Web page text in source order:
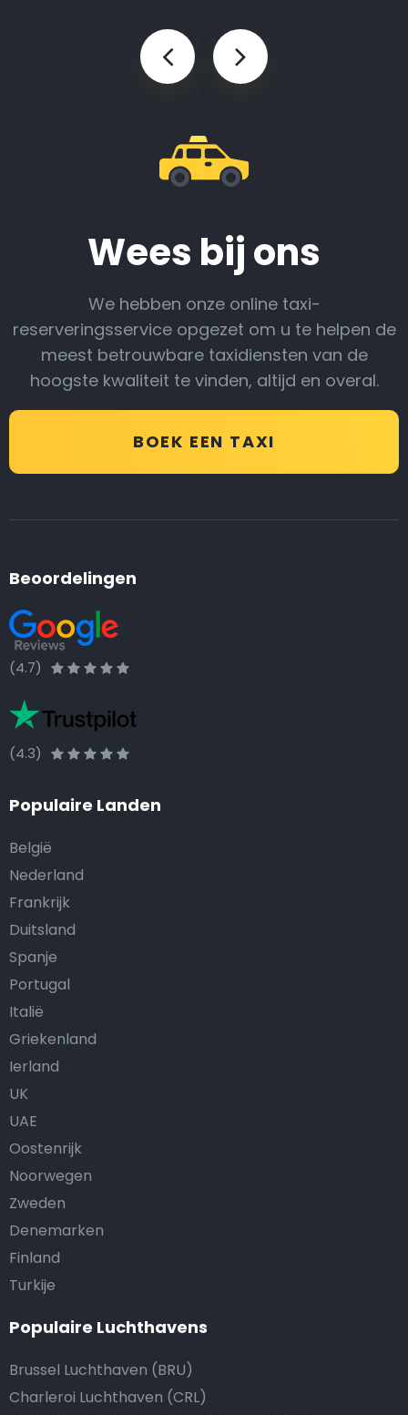
Wees bij ons
We hebben onze online taxi-
reserveringsservice opgezet om u te helpen de
meest betrouwbare taxidiensten van de
hoogste kwaliteit te vinden, altijd en overal.
BOEK EEN TAXI
Beoordelingen
(4.7)
(4.3)
Populaire Landen
België
Nederland
Frankrijk
Duitsland
Spanje
Portugal
Italië
Griekenland
Ierland
UK
UAE
Oostenrijk
Noorwegen
Zweden
Denemarken
Finland
Turkije
Populaire Luchthavens
Brussel Luchthaven (BRU)
Charleroi Luchthaven (CRL)